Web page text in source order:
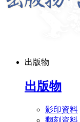
出版物
出版物
影印資料
翻刻資料